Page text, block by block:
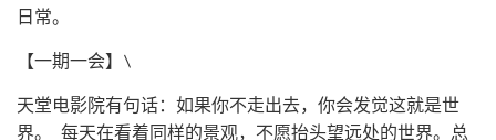
日常。
【一期一会】\
天堂电影院有句话：如果你不走出去，你会发觉这就是世
界。 每天在看着同样的景观，不愿抬头望远处的世界。总